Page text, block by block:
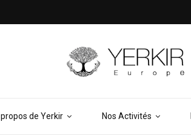
de Yerkir Nos Activités